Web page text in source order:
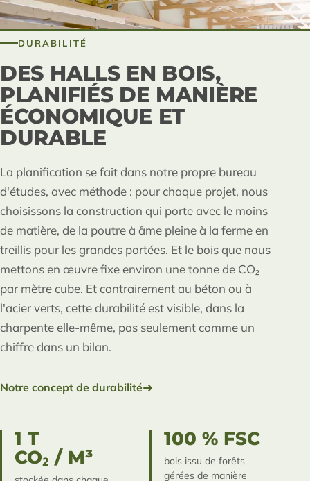
DURABILITÉ
DES HALLS EN BOIS,
PLANIFIÉS DE MANIÈRE
ÉCONOMIQUE ET
DURABLE
La planification se fait dans notre propre bureau
d'études, avec méthode : pour chaque projet, nous
choisissons la construction qui porte avec le moins
de matière, de la poutre à âme pleine à la ferme en
treillis pour les grandes portées. Et le bois que nous
mettons en œuvre fixe environ une tonne de CO₂
par mètre cube. Et contrairement au béton ou à
l'acier verts, cette durabilité est visible, dans la
charpente elle-même, pas seulement comme un
chiffre dans un bilan.
Notre concept de durabilité
1 T
CO₂ / M³
100 % FSC
bois issu de forêts
gérées de manière